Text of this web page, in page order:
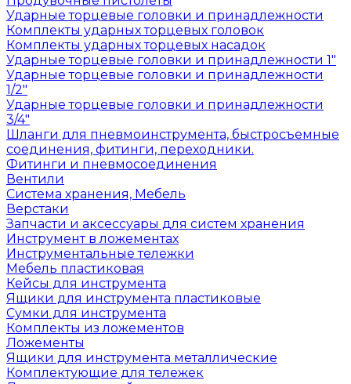
Ударные торцевые головки и принадлежности
Комплекты ударных торцевых головок
Комплекты ударных торцевых насадок
Ударные торцевые головки и принадлежности 1"
Ударные торцевые головки и принадлежности
1/2"
Ударные торцевые головки и принадлежности
3/4"
Шланги для пневмоинструмента, быстросъемные
соединения, фитинги, переходники.
Фитинги и пневмосоединения
Вентили
Система хранения, Мебель
Верстаки
Запчасти и аксессуары для систем хранения
Инструмент в ложементах
Инструментальные тележки
Мебель пластиковая
Кейсы для инструмента
Ящики для инструмента пластиковые
Сумки для инструмента
Комплекты из ложементов
Ложементы
Ящики для инструмента металлические
Комплектующие для тележек